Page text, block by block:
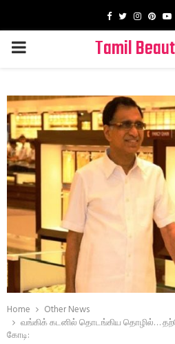
Facebook
Twitter
PRIMARY
Tamil
Home
Other News
வங்கிக் கடனில் தொடங்கிய தொழில்…
கோடி: